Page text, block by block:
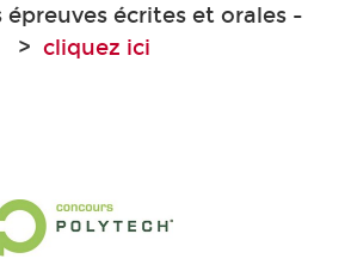
épreuves écrites et orales -
> cliquez ici